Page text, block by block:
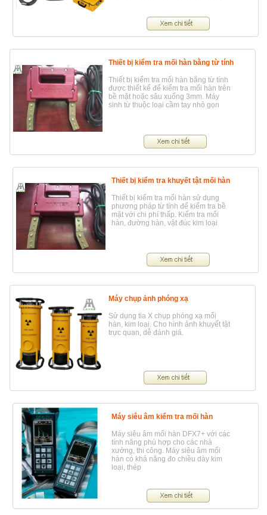
ngoài. Các khuyết tất bên ngoài
thường đánh giá bằng mắt. Các
khuyết tật bên trong chỉ có thể phát
âm, chụp ảnh phóng xạ…, trong các
xạ ( Radiography) là phương pháp
hữu hiệu nhất hiện nay
Thiết bị kiểm tra mối hàn bằng từ tính
Thiết bị kiểm tra mối hàn bằng từ tính
được thiết kế để kiểm tra mối hàn trên
bề mặt hoặc sâu xuống 3mm. Máy
sinh từ thuộc loại cầm tay nhỏ gọn
Thiết bị kiểm tra khuyết tật mối hàn
Thiết bị kiểm tra mối hàn sử dụng
phương pháp từ tính để kiểm tra bề
mặt với chi phí thấp. Kiểm tra mối
hàn, đường hàn, vật đúc kim loại
Máy chụp ảnh phóng xạ
Sử dụng tia X chụp phóng xạ mối
hàn, kim loại. Cho hình ảnh khuyết tật
trực quan, dễ đánh giá.
Máy siêu âm kiểm tra mối hàn
Máy siêu âm mối hàn DFX7+ với các
tính năng phù hợp cho các nhà
xưởng, thi công. Máy siêu âm mối
hàn có khả năng đo chiều dày kim
loại, thép